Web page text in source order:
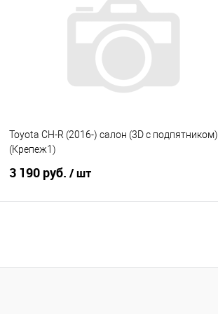
Купить в 1 клик
Сравнение
Под заказ
Toyota CH-R (2016-) салон (3D с подпятником)
(Крепеж1)
3 190 руб. / шт
Купить в 1 клик
Сравнение